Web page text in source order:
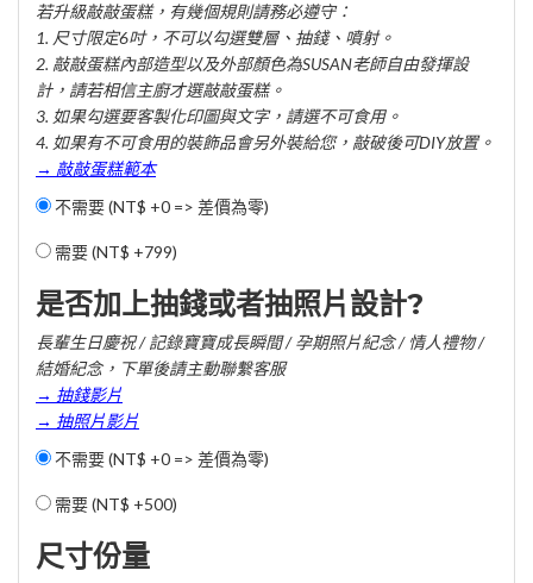
若升級敲敲蛋糕，有幾個規則請務必遵守：
1. 尺寸限定6吋，不可以勾選雙層、抽錢、噴射。
2. 敲敲蛋糕內部造型以及外部顏色為SUSAN老師自由發揮設
計，請若相信主廚才選敲敲蛋糕。
3. 如果勾選要客製化印圖與文字，請選不可食用。
4. 如果有不可食用的裝飾品會另外裝給您，敲破後可DIY放置。
→ 敲敲蛋糕範本
不需要 (NT$ +0 => 差價為零)
需要 (NT$ +799)
是否加上抽錢或者抽照片設計?
長輩生日慶祝 / 記錄寶寶成長瞬間 / 孕期照片紀念 / 情人禮物 /
結婚紀念，下單後請主動聯繫客服
→ 抽錢影片
→ 抽照片影片
不需要 (NT$ +0 => 差價為零)
需要 (NT$ +500)
尺寸份量